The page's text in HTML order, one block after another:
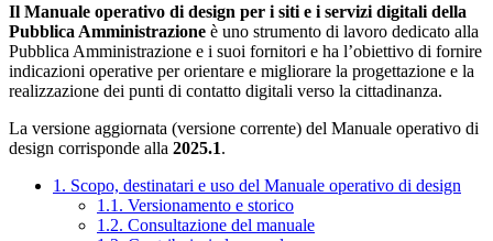
Il Manuale operativo di design per i siti e i servizi digitali della
Pubblica Amministrazione è uno strumento di lavoro dedicato alla
Pubblica Amministrazione e i suoi fornitori e ha l’obiettivo di fornire
indicazioni operative per orientare e migliorare la progettazione e la
realizzazione dei punti di contatto digitali verso la cittadinanza.
La versione aggiornata (versione corrente) del Manuale operativo di
design corrisponde alla 2025.1.
1. Scopo, destinatari e uso del Manuale operativo di design
1.1. Versionamento e storico
1.2. Consultazione del manuale